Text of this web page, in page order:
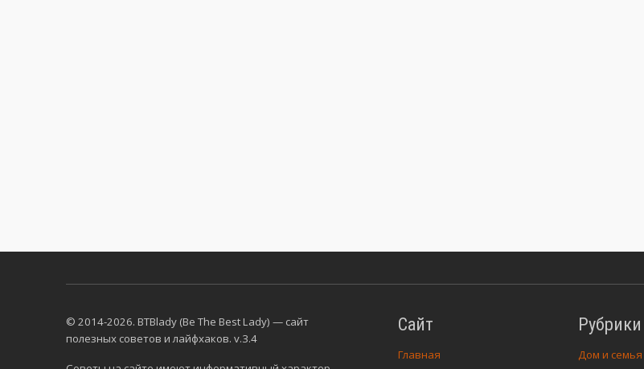
© 2014-2026. BTBlady (Be The Best Lady) — сайт
полезных советов и лайфхаков. v.3.4
Сайт
Главная
Рубрики
Дом и семья